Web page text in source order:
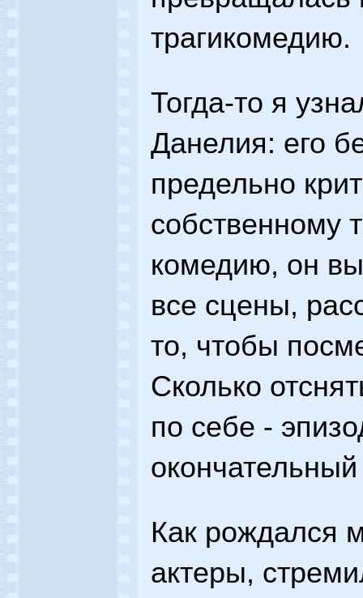
трагикомедию.
Тогда-то я
Данелия: его
предельно
собственному
комедию, он
все сцены,
то, чтобы
Сколько
по себе -
Как рождался
актеры,